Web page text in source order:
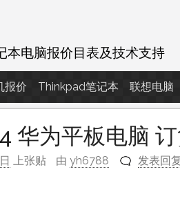
本电脑报价目表及技术支持
报价 Thinkpad笔记本 联想电脑
华为平板电脑
上张贴 由yh6788 发表回复